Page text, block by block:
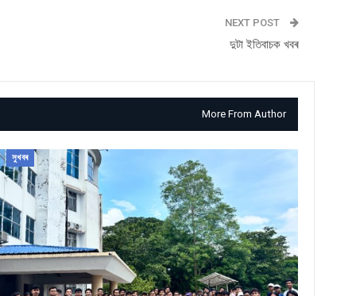
NEXT POST
দুটা ইতিবাচক খবৰ
More From Author
সুখবৰ